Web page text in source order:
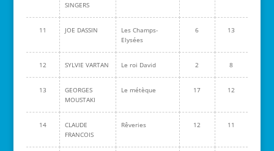
SINGERS
11 JOE DASSIN
Les Champs-
Elysées
6 13
12 SYLVIE VARTAN Le roi David 2 8
13
GEORGES
MOUSTAKI
Le métèque 17 12
14
CLAUDE
FRANCOIS
Rêveries 12 11